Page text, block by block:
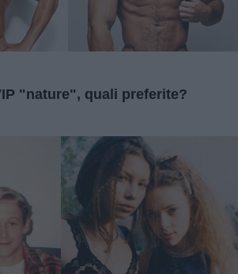
"nature", quali preferite?